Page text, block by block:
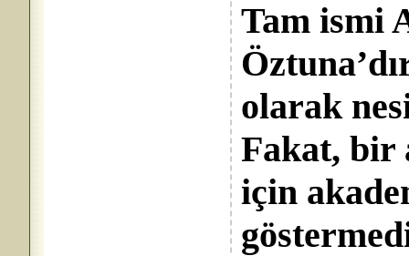
Tam ismi
olarak
Fakat, bir
için